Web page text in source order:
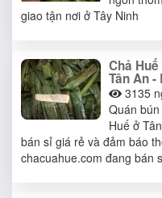
giao tận nơi ở Tây Ninh
Chả
Tân An -
3135
Quán
Huế ở
bán sỉ giá rẻ và đảm báo
chacuahue.com đang bán